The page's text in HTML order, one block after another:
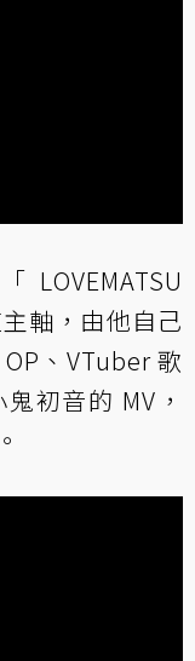
軸，由他自己
、VTuber 歌
初音的 MV，